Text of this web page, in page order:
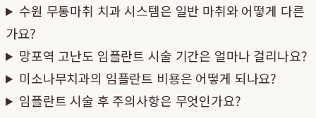
수원 무통마취 치과 시스템은 일반 마취와 어떻게 다른
가요?
망포역 고난도 임플란트 시술 기간은 얼마나 걸리나요?
미소나무치과의 임플란트 비용은 어떻게 되나요?
임플란트 시술 후 주의사항은 무엇인가요?